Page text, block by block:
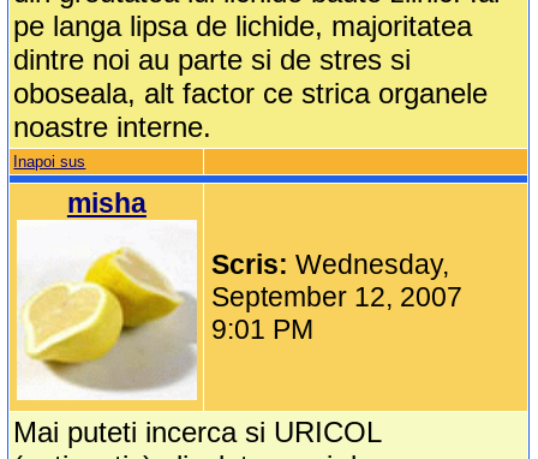
pe langa lipsa de lichide, majoritatea
dintre noi au parte si de stres si
oboseala, alt factor ce strica organele
noastre interne.
Inapoi sus
misha
Scris:Wednesday,
September 12, 2007
9:01 PM
Mai puteti incerca si URICOL